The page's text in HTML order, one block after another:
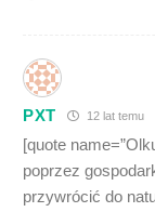
PXT 12 lat temu
[quote
poprzez
przywrócić do